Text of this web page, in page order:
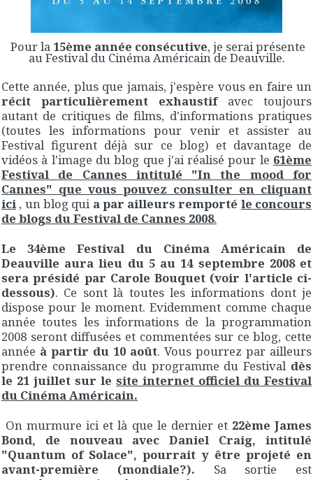
Pour la 15ème année consécutive, je serai présente
au Festival du Cinéma Américain de Deauville.
Cette année, plus que jamais, j'espère vous en faire un
récit particulièrement exhaustifavec toujours
autant de critiques de films, d'informations pratiques
(toutes les informations pour venir et assister au
Festival figurent déjà sur ce blog) et davantage de
vidéos à l'image du blog que j'ai réalisé pour le 61ème
Festival de Cannes intitulé "In the mood for
Cannes" que vous pouvez consulter en cliquant
ici , un blog qui a par ailleurs remporté le concours
de blogs du Festival de Cannes 2008.
Le 34ème Festival du Cinéma Américain de
Deauville aura lieu du 5 au 14 septembre 2008 et
sera présidé par Carole Bouquet (voir l'article ci-
dessous). Ce sont là toutes les informations dont je
dispose pour le moment. Evidemment comme chaque
année toutes les informations de la programmation
2008 seront diffusées et commentées sur ce blog, cette
année à partir du 10 août. Vous pourrez par ailleurs
prendre connaissance du programme du Festival dès
le 21 juillet sur le site internet officiel du Festival
du Cinéma Américain.
On murmure ici et là que le dernier et 22ème James
Bond, de nouveau avec Daniel Craig, intitulé
"Quantum of Solace", pourrait y être projeté en
avant-première (mondiale?). Sa sortie est